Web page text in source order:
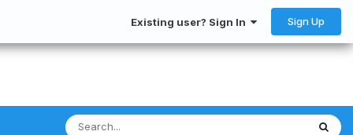
Existing user? Sign In Sign Up